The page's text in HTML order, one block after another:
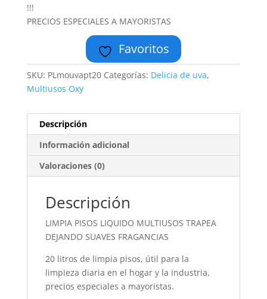
!!!
PRECIOS ESPECIALES A MAYORISTAS
Favoritos
SKU: PLmouvapt20 Categorías: Delicia de uva,
Multiusos Oxy
Descripción
Información adicional
Valoraciones (0)
Descripción
LIMPIA PISOS LIQUIDO MULTIUSOS TRAPEA
DEJANDO SUAVES FRAGANCIAS
20 litros de limpia pisos, útil para la
limpieza diaria en el hogar y la industria,
precios especiales a mayoristas.